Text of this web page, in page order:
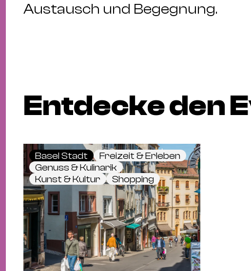
Austausch und Begegnung.
Entdecke den
Basel Stadt
Freizeit & Erleben
Genuss & Kulinarik
Kunst & Kultur
Shopping